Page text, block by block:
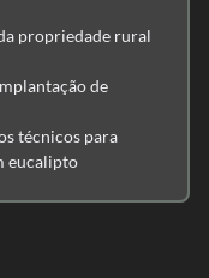
propriedade rural
de
técnicos para
eucalipto